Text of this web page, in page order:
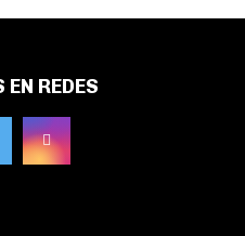
EN REDES